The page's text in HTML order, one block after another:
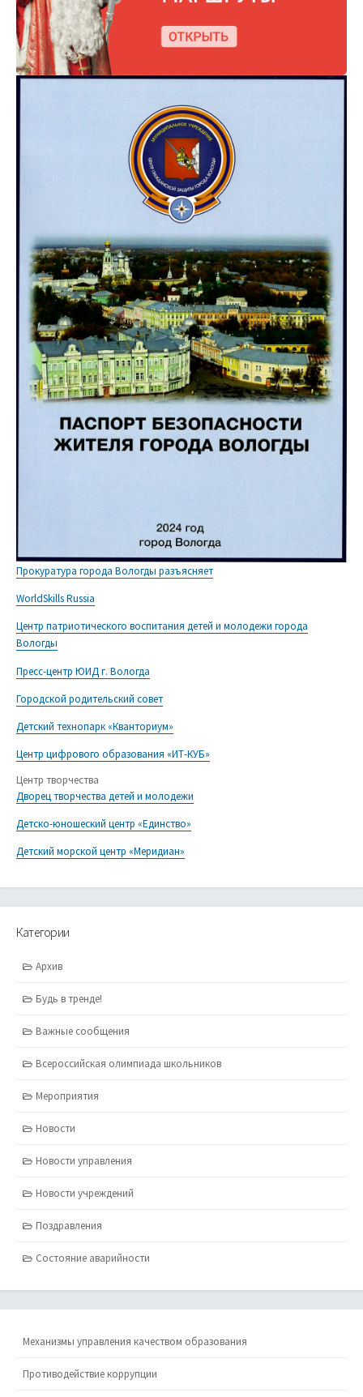
Прокуратура города Вологды разъясняет
WorldSkills Russia
Центр патриотического воспитания детей и молодежи города
Вологды
Пресс-центр ЮИД г. Вологда
Городской родительский совет
Детский технопарк «Кванториум»
Центр цифрового образования «ИТ-КУБ»
Центр творчества
Дворец творчества детей и молодежи
Детско-юношеский центр «Единство»
Детский морской центр «Меридиан»
Категории
Архив
Будь в тренде!
Важные сообщения
Всероссийская олимпиада школьников
Мероприятия
Новости
Новости управления
Новости учреждений
Поздравления
Состояние аварийности
Механизмы управления качеством образования
Противодействие коррупции